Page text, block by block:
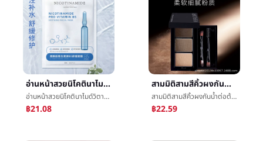
อ่านหน้าสวยนิโคตินาไมด์วิตามินดั้งเดิมB5ชนิดเอสเอ็มดีหน้ากากการเสริมกำลังให้ความชุ่มชื้นอ่อนโยนผิวชดช้อยหน้ากากขายส่ง
อ่านหน้าสวยนิโคตินาไมด์วิตามินดั้งเดิมB5ชนิดเอสเอ็มดีหน้ากากการเสริมกำลังให้ความชุ่มชื้นอ่อนโยนผิวชดช้อยหน้ากากขายส่ง
฿21.08
สามมิติสามสีคิ้วผงกันน้ำต่อต้านเหงื่อไม่è±สีโดยธรรมชาติทนคิ้วç¬ผู้เริ่มหญิงคิ้วครีมความสามารถในการซ่อมหนึ่งแผ่น
สามมิติสามสีคิ้วผงกันน้ำต่อต้านเหงื่อไม่è±สีโดยธรรมชาติทนคิ้วç¬ผู้เริ่มหญิงคิ้วครีมความสามารถในการซ่อมหนึ่งแผ่น
฿22.59